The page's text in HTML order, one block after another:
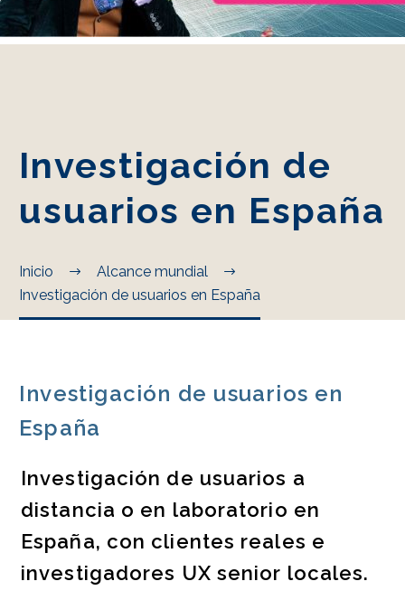
Investigación de
usuarios en España
Inicio
Alcance mundial
Investigación de usuarios en España
Investigación de usuarios en
España
Investigación de usuarios a
distancia o en laboratorio en
España, con clientes reales e
investigadores UX senior locales.